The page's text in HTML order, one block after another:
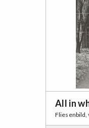
All in